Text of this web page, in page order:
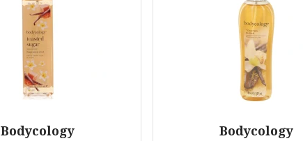
Bodycology
Bodycology